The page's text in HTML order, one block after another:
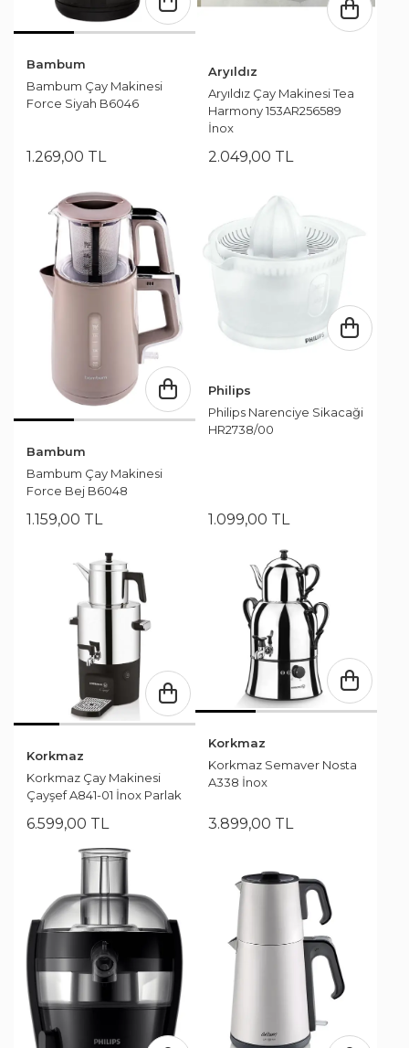
Bambum
Bambum Çay Makinesi
Force Siyah B6046
1.269,00 TL
Aryıldız
Aryıldız Çay Makinesi Tea
Harmony 153AR256589
İnox
2.049,00 TL
Bambum
Bambum Çay Makinesi
Force Bej B6048
1.159,00 TL
Philips
Philips Narenciye Sikacaği
HR2738/00
1.099,00 TL
Korkmaz
Korkmaz Çay Makinesi
Çayşef A841-01 İnox Parlak
6.599,00 TL
Korkmaz
Korkmaz Semaver Nosta
A338 İnox
3.899,00 TL